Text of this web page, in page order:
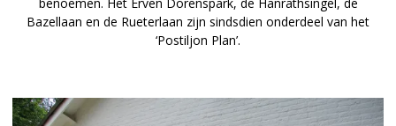
Bazellaan en de Rueterlaan zijn sindsdien onderdeel van het
‘Postiljon Plan’.